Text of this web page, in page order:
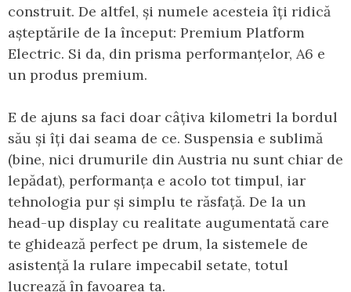
construit. De altfel, și numele acesteia îți ridică
așteptările de la început: Premium Platform
Electric. Si da, din prisma performanțelor, A6 e
un produs premium.
E de ajuns sa faci doar câțiva kilometri la bordul
său și îți dai seama de ce. Suspensia e sublimă
(bine, nici drumurile din Austria nu sunt chiar de
lepădat), performanța e acolo tot timpul, iar
tehnologia pur și simplu te răsfață. De la un
head-up display cu realitate augumentată care
te ghidează perfect pe drum, la sistemele de
asistență la rulare impecabil setate, totul
lucrează în favoarea ta.